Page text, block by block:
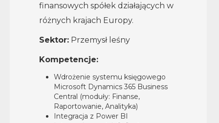
finansowych spółek działających w
różnych krajach Europy.
Sektor: Przemysł leśny
Kompetencje:
Wdrożenie systemu księgowego
Microsoft Dynamics 365 Business
Central (moduły: Finanse,
Raportowanie, Analityka)
Integracja z Power BI